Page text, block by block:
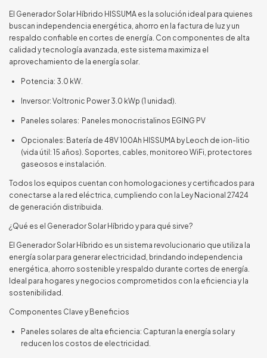
El Generador Solar Híbrido HISSUMA es la solución ideal para quienes
buscan independencia energética, ahorro en la factura de luz y un
respaldo confiable en cortes de energía. Con componentes de alta
calidad y tecnología avanzada, este sistema maximiza el
aprovechamiento de la energía solar.
Potencia: 3.0 kW.
Inversor: Voltronic Power 3.0 kWp (1 unidad).
Paneles solares: Paneles monocristalinos EGING PV
Opcionales: Batería de 48V 100Ah HISSUMA by Leoch de ion-litio
(vida útil: 15 años). Soportes, cables, monitoreo WiFi, protectores
gaseosos e instalación.
Todos los equipos cuentan con homologaciones y certificados para
conectarse a la red eléctrica, cumpliendo con la Ley Nacional 27424
de generación distribuida.
¿Qué es el Generador Solar Híbrido y para qué sirve?
El Generador Solar Híbrido es un sistema revolucionario que utiliza la
energía solar para generar electricidad, brindando independencia
energética, ahorro sostenible y respaldo durante cortes de energía.
Ideal para hogares y negocios comprometidos con la eficiencia y la
sostenibilidad.
Componentes Clave y Beneficios
Paneles solares de alta eficiencia: Capturan la energía solar y
reducen los costos de electricidad.